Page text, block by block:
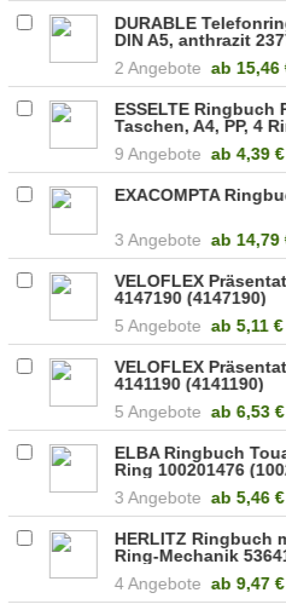
DURABLE
DIN A5, anthrazit
2 Angebote ab 15,46
ESSELTE Ringbuch
Taschen, A4, PP, 4
9 Angebote ab4,39 €
EXACOMPTA
3 Angebote ab 14,79
VELOFLEX
4147190 (4147190)
5 Angebote ab 5,11 €
VELOFLEX
4141190 (4141190)
5 Angebote ab 6,53 €
ELBA Ringbuch
Ring 100201476
3 Angebote ab 5,46 €
HERLITZ Ringbuch
Ring-Mechanik
4 Angebote ab 9,47 €